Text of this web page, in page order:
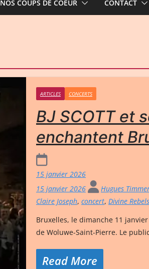
NOS COUPS DE COEUR CONTACT
ARTICLES CONCERTS
BJ SCOTT et
enchantent
15 janvier 2026
15 janvier 2026
Hugues
Claire Joseph, concert, Divine Rebels
Bruxelles, le dimanche 11
de Woluwe-Saint-Pierre. Le
Read More